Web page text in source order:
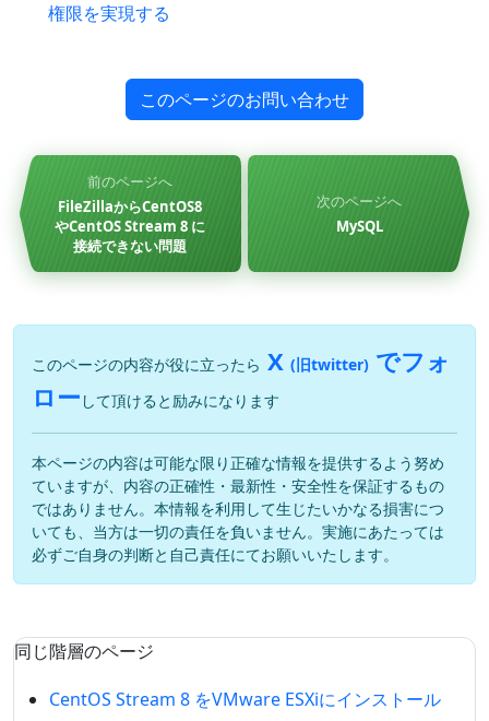
権限を実現する
このページのお問い合わせ
前のページへ
FileZillaからCentOS8
やCentOS Stream 8 に
接続できない問題
次のページへ
MySQL
このページの内容が役に立ったら X (旧twitter) でフォ
ロー して頂けると励みになります
本ページの内容は可能な限り正確な情報を提供するよう努め
ていますが、内容の正確性・最新性・安全性を保証するもの
ではありません。本情報を利用して生じたいかなる損害につ
いても、当方は一切の責任を負いません。実施にあたっては
必ずご自身の判断と自己責任にてお願いいたします。
同じ階層のページ
CentOS Stream 8 をVMware ESXiにインストール